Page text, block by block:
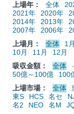
上場年：
全体
2021年
2020年
2014年
2013年
2007年
2006年
上場月：
全体 1月
10月
11月
12月
吸収金額：
全体
50億～100億
100
上場市場：
全体
東S
HCS 名セ
名2
NEO 名M